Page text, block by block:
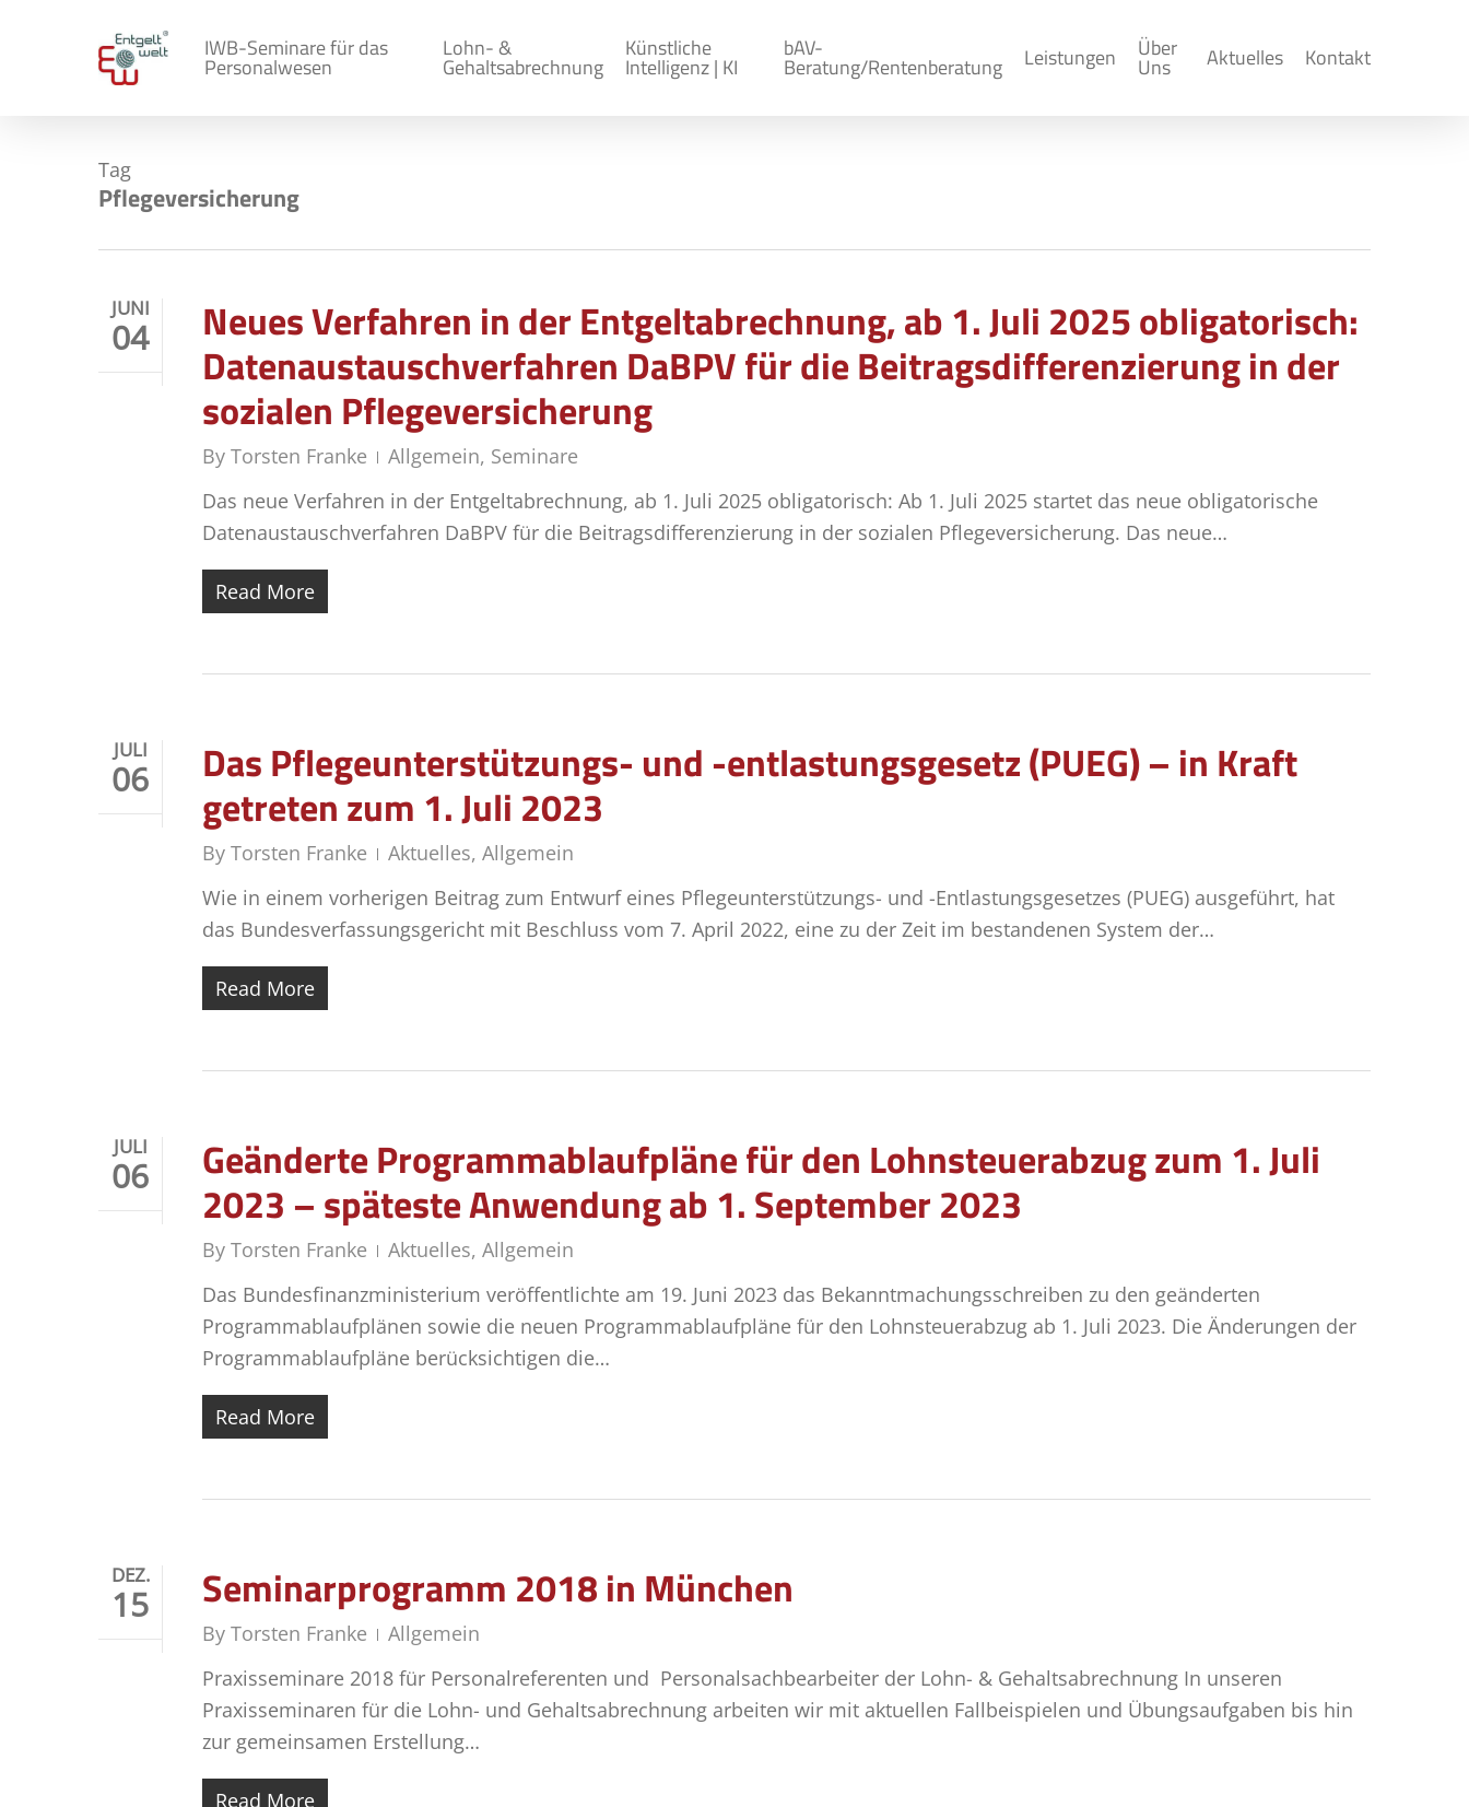
IWB-Seminare für das
Personalwesen
Lohn- &
Gehaltsabrechnung
Künstliche
Intelligenz | KI
bAV-
Beratung/Rentenberatung Leistungen Über
Uns Aktuelles Kontakt
Tag
Pflegeversicherung
JUNI
04 Neues Verfahren in der Entgeltabrechnung, ab 1. Juli 2025 obligatorisch:
Datenaustauschverfahren DaBPV für die Beitragsdifferenzierung in der
sozialen Pflegeversicherung
By Torsten Franke Allgemein, Seminare
Das neue Verfahren in der Entgeltabrechnung, ab 1. Juli 2025 obligatorisch: Ab 1. Juli 2025 startet das neue obligatorische
Datenaustauschverfahren DaBPV für die Beitragsdifferenzierung in der sozialen Pflegeversicherung. Das neue…
Read More
JULI
06 Das Pflegeunterstützungs- und -entlastungsgesetz (PUEG) – in Kraft
getreten zum 1. Juli 2023
By Torsten Franke Aktuelles, Allgemein
Wie in einem vorherigen Beitrag zum Entwurf eines Pflegeunterstützungs- und -Entlastungsgesetzes (PUEG) ausgeführt, hat
das Bundesverfassungsgericht mit Beschluss vom 7. April 2022, eine zu der Zeit im bestandenen System der…
Read More
JULI
06 Geänderte Programmablaufpläne für den Lohnsteuerabzug zum 1. Juli
2023 – späteste Anwendung ab 1. September 2023
By Torsten Franke Aktuelles, Allgemein
Das Bundesfinanzministerium veröffentlichte am 19. Juni 2023 das Bekanntmachungsschreiben zu den geänderten
Programmablaufplänen sowie die neuen Programmablaufpläne für den Lohnsteuerabzug ab 1. Juli 2023. Die Änderungen der
Programmablaufpläne berücksichtigen die…
Read More
DEZ.
15 Seminarprogramm 2018 in München
By Torsten Franke
Allgemein
Praxisseminare 2018 für Personalreferenten und Personalsachbearbeiter der Lohn- & Gehaltsabrechnung In unseren
Praxisseminaren für die Lohn- und Gehaltsabrechnung arbeiten wir mit aktuellen Fallbeispielen und Übungsaufgaben bis hin
zur gemeinsamen Erstellung…
Read More